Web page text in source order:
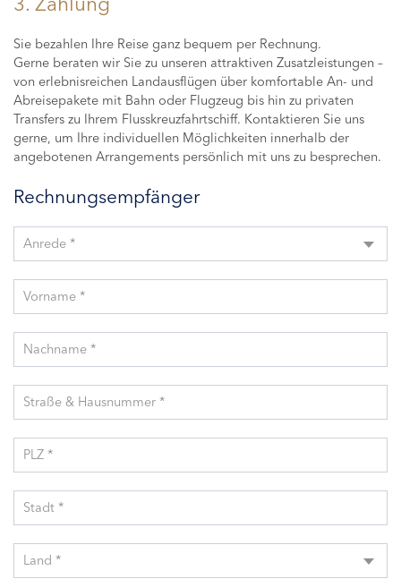
Sie bezahlen Ihre Reise ganz bequem per Rechnung.
Gerne beraten wir Sie zu unseren attraktiven Zusatzleistungen –
von erlebnisreichen Landausflügen über komfortable An- und
Abreisepakete mit Bahn oder Flugzeug bis hin zu privaten
Transfers zu Ihrem Flusskreuzfahrtschiff. Kontaktieren Sie uns
gerne, um Ihre individuellen Möglichkeiten innerhalb der
angebotenen Arrangements persönlich mit uns zu besprechen.
Rechnungsempfänger
Anrede *
Vorname *
Nachname *
Straße & Hausnummer *
PLZ *
Stadt *
Land *